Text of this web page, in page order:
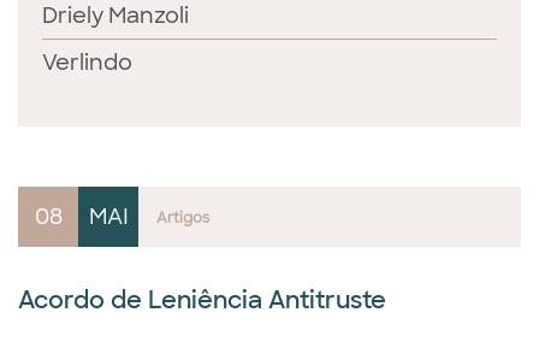
Driely Manzoli
Verlindo
08 MAI Artigos
Acordo de Leniência Antitruste